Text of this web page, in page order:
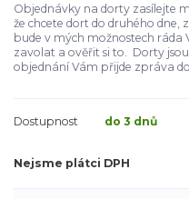
Objednávky na dorty zasílejte
že chcete dort do druhého dne,
bude v mých možnostech
zavolat a ověřit si to. Dorty
objednání Vám přijde zpráva
Dostupnost do 3 dnů
Nejsme plátci DPH